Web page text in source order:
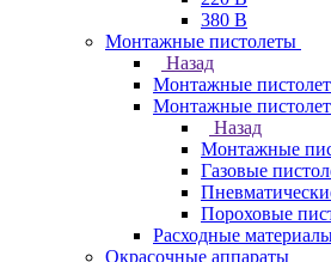
380 В
Монтажные пистолеты
Назад
Монтажные
Монтажные
Назад
Монтажные
Газовые
Пороховые
Расходные
Окрасочные аппараты